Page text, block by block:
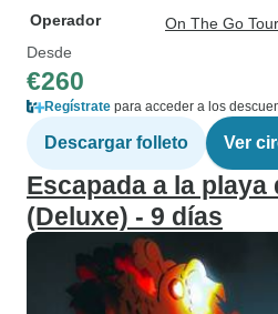
Operador
On The Go
Desde
€260
Regístrate para acceder a los
Descargar folleto Ver
Escapada a la playa
(Deluxe) - 9 días